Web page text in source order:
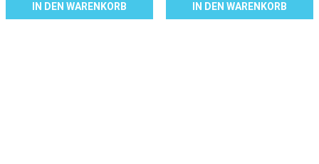
IN DEN WARENKORB IN DEN WARENKORB